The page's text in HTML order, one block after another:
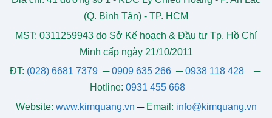
(Q. Bình Tân) - TP. HCM
MST: 0311259943 do Sở Kế hoạch & Đầu tư Tp. Hồ Chí
Minh cấp ngày 21/10/2011
ĐT: (028) 6681 7379 ─0909 635 266─0938 118 428─
Hotline: 0931 455 668
Website: www.kimquang.vn ─ Email: info@kimquang.vn